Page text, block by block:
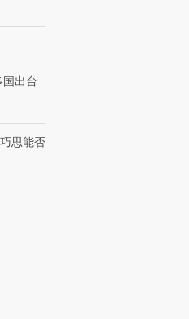
出台
思能否